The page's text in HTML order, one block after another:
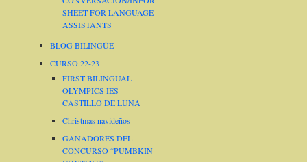
SHEET FOR LANGUAGE
ASSISTANTS
BLOG BILINGÜE
CURSO 22-23
FIRST BILINGUAL
OLYMPICS IES
CASTILLO DE LUNA
Christmas navideños
GANADORES DEL
CONCURSO “PUMBKIN